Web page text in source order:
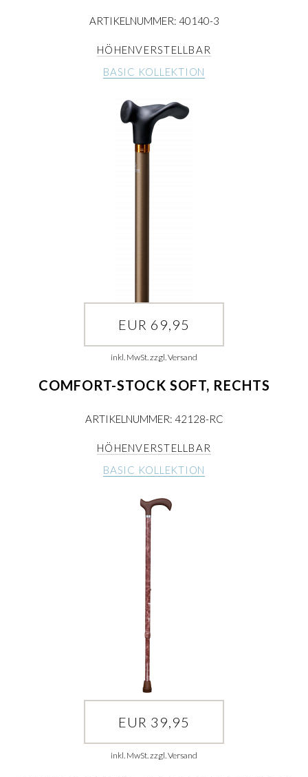
ARTIKELNUMMER: 40140-3
HÖHENVERSTELLBAR
BASIC KOLLEKTION
EUR 69,95
inkl. MwSt. zzgl. Versand
COMFORT-STOCK SOFT, RECHTS
ARTIKELNUMMER: 42128-RC
HÖHENVERSTELLBAR
BASIC KOLLEKTION
EUR 39,95
inkl. MwSt. zzgl. Versand